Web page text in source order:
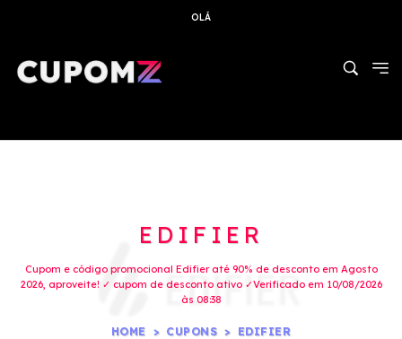
OLÁ
EDIFIER
Cupom e código promocional Edifier até 90% de desconto em Agosto
2026, aproveite! ✓ cupom de desconto ativo ✓Verificado em 10/08/2026
às 08:38
HOME CUPONS EDIFIER